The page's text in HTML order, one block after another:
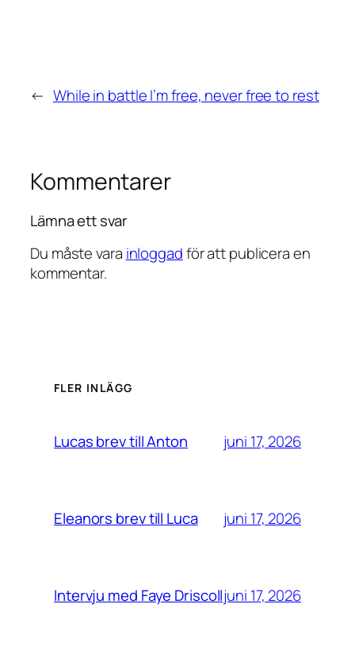
← While in battle I’m free, never free to rest
Kommentarer
Lämna ett svar
Du måste vara inloggadför att publicera en
kommentar.
FLER INLÄGG
Lucas brev till Anton juni 17, 2026
Eleanors brev till Luca juni 17, 2026
Intervju med Faye Driscolljuni 17, 2026